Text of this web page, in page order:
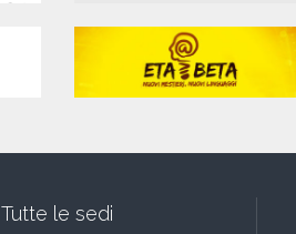
Tutte le sedi